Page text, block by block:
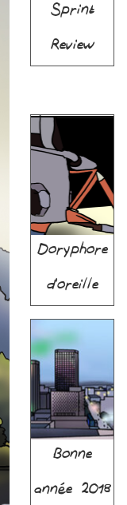
Sprint
Review
Doryphore
d’oreille
Bonne
année 2018